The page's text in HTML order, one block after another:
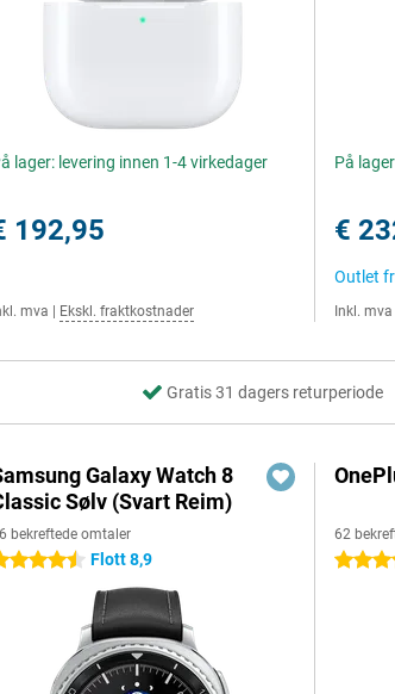
lager: levering innen 1-4 virkedager
192,95
mva Ekskl. fraktkostnader
På
€
Outlet
Inkl. mva
Gratis 31 dagers returperiode
Galaxy Watch 8
Sølv (Svart Reim)
bekreftede omtaler
stjerner Flott 8,9
62
4.5